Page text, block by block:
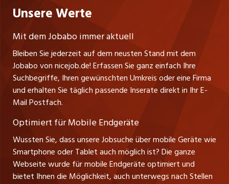
Lehrstellen
Führungspositionen
Management / Kader-Jobs
Nutzungsbedingungen
Impressum
jobzüri.ch
jobmittelland.ch
jobbern.ch
jobbasel.ch
zentraljob.ch
myjob.ch
schaffu.ch (VS)
ajourjob.ch
Fa. nicejob.de
PR Medien GmbH
Lindauer Straße 16
D-88239 Wangen
Tel. +49 07522 795034
Thomas Reiner
Ansprechpartner
Unsere Werte
Mit dem Jobabo immer aktuell
Bleiben Sie jederzeit auf dem neusten Stand mit dem
Jobabo von nicejob.de! Erfassen Sie ganz einfach Ihre
Suchbegriffe, Ihren gewünschten Umkreis oder eine Firma
und erhalten Sie täglich passende Inserate direkt in Ihr E-
Mail Postfach.
Optimiert für Mobile Endgeräte
Wussten Sie, dass unsere Jobsuche über mobile Geräte wie
Smartphone oder Tablet auch möglich ist? Die ganze
Webseite wurde für mobile Endgeräte optimiert und
bietet Ihnen die Möglichkeit, auch unterwegs nach Stellen